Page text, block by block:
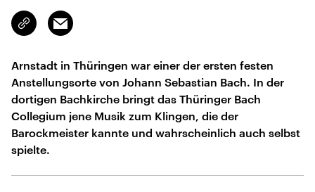
Link
kopieren/teilen
Email
Arnstadt in Thüringen war einer der ersten festen
Anstellungsorte von Johann Sebastian Bach. In der
dortigen Bachkirche bringt das Thüringer Bach
Collegium jene Musik zum Klingen, die der
Barockmeister kannte und wahrscheinlich auch selbst
spielte.